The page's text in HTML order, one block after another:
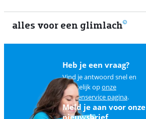
alles voor een glimlach
Heb je een vraag?
Vind je antwoord snel en
makkelijk oponze
klantenservice pagina.
Meld je aan voor onze